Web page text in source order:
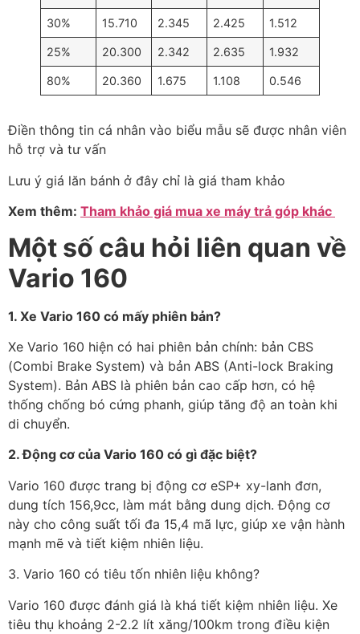
30% 15.710 2.345 2.425 1.512
25% 20.300 2.342 2.635 1.932
80% 20.360 1.675 1.108 0.546
Điền thông tin cá nhân vào biểu mẫu sẽ được nhân viên
hỗ trợ và tư vấn
Lưu ý giá lăn bánh ở đây chỉ là giá tham khảo
Xem thêm: Tham khảo giá mua xe máy trả góp khác
Một số câu hỏi liên quan về
Vario 160
1. Xe Vario 160 có mấy phiên bản?
Xe Vario 160 hiện có hai phiên bản chính: bản CBS
(Combi Brake System) và bản ABS (Anti-lock Braking
System). Bản ABS là phiên bản cao cấp hơn, có hệ
thống chống bó cứng phanh, giúp tăng độ an toàn khi
di chuyển.
2. Động cơ của Vario 160 có gì đặc biệt?
Vario 160 được trang bị động cơ eSP+ xy-lanh đơn,
dung tích 156,9cc, làm mát bằng dung dịch. Động cơ
này cho công suất tối đa 15,4 mã lực, giúp xe vận hành
mạnh mẽ và tiết kiệm nhiên liệu.
3. Vario 160 có tiêu tốn nhiên liệu không?
Vario 160 được đánh giá là khá tiết kiệm nhiên liệu. Xe
tiêu thụ khoảng 2-2.2 lít xăng/100km trong điều kiện